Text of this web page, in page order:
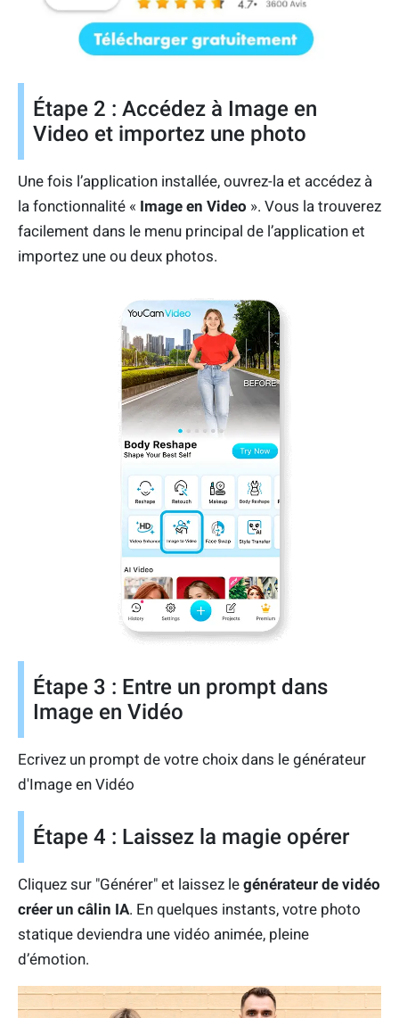
Étape 2 : Accédez à Image en
Video et importez une photo
Une fois l’application installée, ouvrez-la et accédez à
la fonctionnalité « Image en Video ». Vous la trouverez
facilement dans le menu principal de l’application et
importez une ou deux photos.
Étape 3 : Entre un prompt dans
Image en Vidéo
Ecrivez un prompt de votre choix dans le générateur
d'Image en Vidéo
Étape 4 : Laissez la magie opérer
Cliquez sur "Générer" et laissez le générateur de vidéo
créer un câlin IA. En quelques instants, votre photo
statique deviendra une vidéo animée, pleine
d’émotion.